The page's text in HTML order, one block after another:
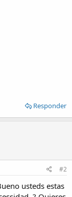
Responder
#2
usteds estas